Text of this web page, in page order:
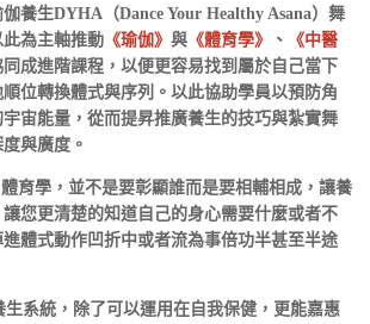
養生DYHA（Dance Your Healthy Asana）舞
為主軸推動 《瑜伽》 與 《體育學》 、
《中醫
同成進階課程，以便更容易找到屬於自己當下
位轉換體式與序列。以此協助學員以預防角
宙能量，從而提昇推廣養生的技巧與紮實舞
與廣度。
育學，並不是要彰顯誰而是要相輔相成，讓養
您更清楚的知道自己的身心需要什麼或者不
體式動作凹折中或者流為事倍功半甚至半途
系統，除了可以運用在自我保健，更能嘉惠